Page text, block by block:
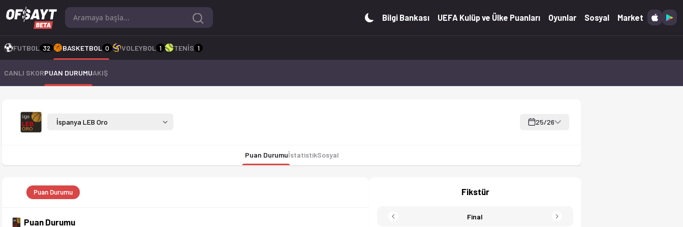
İspanya LEB Oro 25-26 sezonu puan durumu, haftalık fikstür ve maç istatistiklerini Ofsayt'ta canlı takip et. Sayı krallığı ve detaylı basketbol analizleri.
Bilgi Bankası UEFA Kulüp ve Ülke Puanları Oyunlar Sosyal Market
FUTBOL 32 BASKETBOL 0 VOLEYBOL 1 TENİS 1
CANLI SKORPUAN DURUMUAKIŞ
İspanya LEB Oro 25-26
İspanya LEB Oro 25/26
Puan DurumuİstatistikSosyal
Puan Durumu
Puan Durumu
Fikstür
Final